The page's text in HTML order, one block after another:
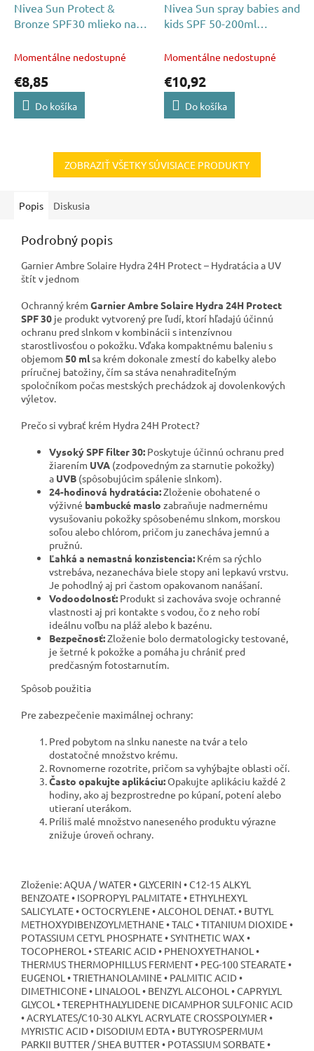
Nivea Sun Protect &
Bronze SPF30 mlieko na
Momentálne nedostupné
€8,85
Do košíka
Nivea Sun spray babies and
kids SPF 50-200ml
Momentálne nedostupné
€10,92
Do košíka
ZOBRAZIŤ VŠETKY SÚVISIACE PRODUKTY
Popis Diskusia
Podrobný popis
Garnier Ambre Solaire Hydra 24H Protect – Hydratácia a UV
štít v jednom
Ochranný krém Garnier Ambre Solaire Hydra 24H Protect
SPF 30 je produkt vytvorený pre ľudí, ktorí hľadajú účinnú
ochranu pred slnkom v kombinácii s intenzívnou
starostlivosťou o pokožku. Vďaka kompaktnému baleniu s
objemom 50 mlsa krém dokonale zmestí do kabelky alebo
príručnej batožiny, čím sa stáva nenahraditeľným
spoločníkom počas mestských prechádzok aj dovolenkových
výletov.
Prečo si vybrať krém Hydra 24H Protect?
Vysoký SPF filter 30: Poskytuje účinnú ochranu pred
žiarením UVA (zodpovedným za starnutie pokožky)
a UVB (spôsobujúcim spálenie slnkom).
24-hodinová hydratácia:Zloženie obohatené o
výživné bambucké maslo zabraňuje nadmernému
vysušovaniu pokožky spôsobenému slnkom, morskou
soľou alebo chlórom, pričom ju zanecháva jemnú a
pružnú.
Ľahká a nemastná konzistencia: Krém sa rýchlo
vstrebáva, nezanecháva biele stopy ani lepkavú vrstvu.
Je pohodlný aj pri častom opakovanom nanášaní.
Vodoodolnosť: Produkt si zachováva svoje ochranné
vlastnosti aj pri kontakte s vodou, čo z neho robí
ideálnu voľbu na pláž alebo k bazénu.
Bezpečnosť:Zloženie bolo dermatologicky testované,
je šetrné k pokožke a pomáha ju chrániť pred
predčasným fotostarnutím.
Spôsob použitia
Pre zabezpečenie maximálnej ochrany:
Pred pobytom na slnku naneste na tvár a telo
dostatočné množstvo krému.
Rovnomerne rozotrite, pričom sa vyhýbajte oblasti očí.
Často opakujte aplikáciu:Opakujte aplikáciu každé 2
hodiny, ako aj bezprostredne po kúpaní, potení alebo
utieraní uterákom.
Príliš malé množstvo naneseného produktu výrazne
znižuje úroveň ochrany.
Zloženie: AQUA / WATER • GLYCERIN • C12-15 ALKYL
BENZOATE • ISOPROPYL PALMITATE • ETHYLHEXYL
SALICYLATE • OCTOCRYLENE • ALCOHOL DENAT. • BUTYL
METHOXYDIBENZOYLMETHANE • TALC • TITANIUM DIOXIDE •
POTASSIUM CETYL PHOSPHATE • SYNTHETIC WAX •
TOCOPHEROL • STEARIC ACID • PHENOXYETHANOL •
THERMUS THERMOPHILLUS FERMENT • PEG-100 STEARATE •
EUGENOL • TRIETHANOLAMINE • PALMITIC ACID •
DIMETHICONE • LINALOOL • BENZYL ALCOHOL • CAPRYLYL
GLYCOL • TEREPHTHALYLIDENE DICAMPHOR SULFONIC ACID
• ACRYLATES/C10-30 ALKYL ACRYLATE CROSSPOLYMER •
MYRISTIC ACID • DISODIUM EDTA • BUTYROSPERMUM
PARKII BUTTER / SHEA BUTTER • POTASSIUM SORBATE •